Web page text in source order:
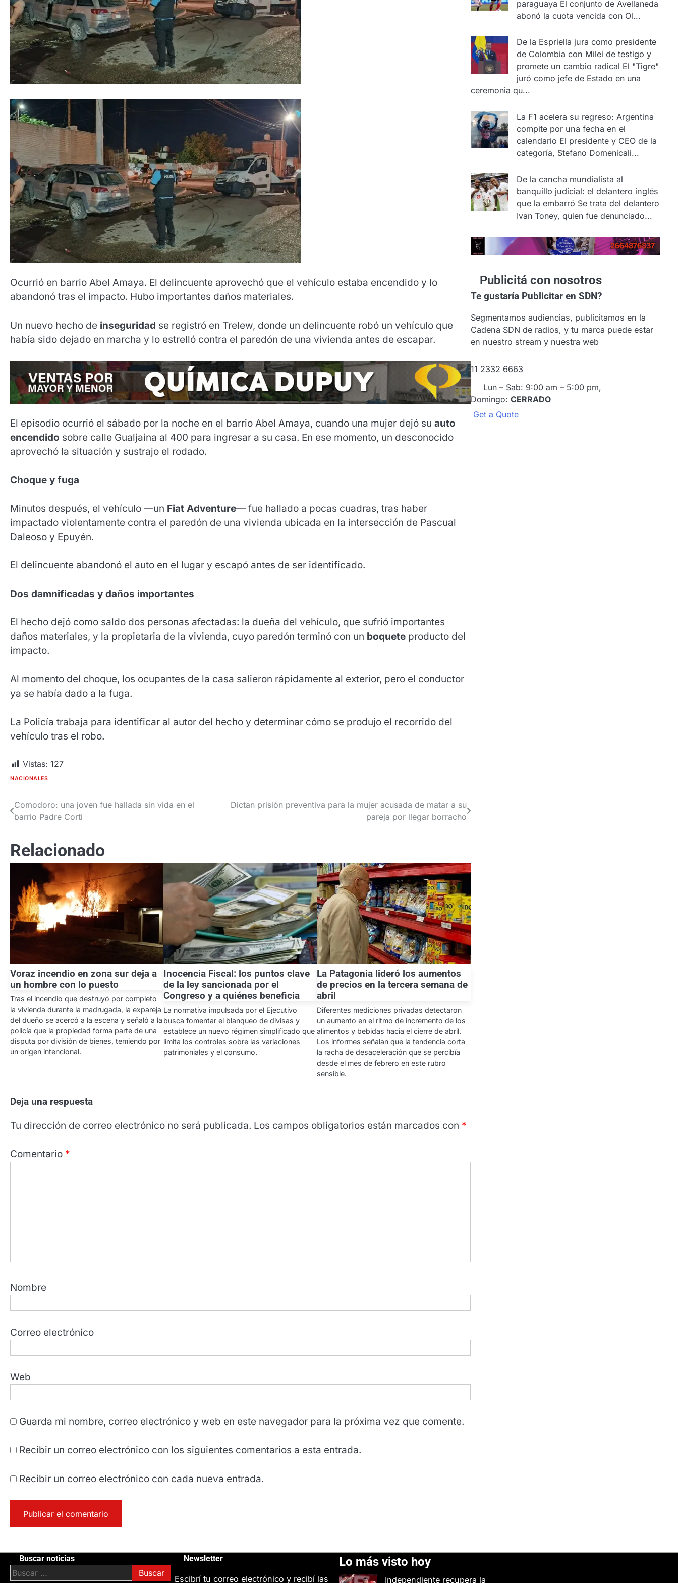
Ocurrió en barrio Abel Amaya. El delincuente aprovechó que el vehículo estaba encendido y lo
abandonó tras el impacto. Hubo importantes daños materiales.
Un nuevo hecho de inseguridad se registró en Trelew, donde un delincuente robó un vehículo que
había sido dejado en marcha y lo estrelló contra el paredón de una vivienda antes de escapar.
El episodio ocurrió el sábado por la noche en el barrio Abel Amaya, cuando una mujer dejó su auto
encendido sobre calle Gualjaina al 400 para ingresar a su casa. En ese momento, un desconocido
aprovechó la situación y sustrajo el rodado.
Choque y fuga
Minutos después, el vehículo —un Fiat Adventure— fue hallado a pocas cuadras, tras haber
impactado violentamente contra el paredón de una vivienda ubicada en la intersección de Pascual
Daleoso y Epuyén.
El delincuente abandonó el auto en el lugar y escapó antes de ser identificado.
Dos damnificadas y daños importantes
El hecho dejó como saldo dos personas afectadas: la dueña del vehículo, que sufrió importantes
daños materiales, y la propietaria de la vivienda, cuyo paredón terminó con un boquete producto del
impacto.
Al momento del choque, los ocupantes de la casa salieron rápidamente al exterior, pero el conductor
ya se había dado a la fuga.
La Policía trabaja para identificar al autor del hecho y determinar cómo se produjo el recorrido del
vehículo tras el robo.
Vistas: 127
NACIONALES
Navegación
entradas
Comodoro: una joven fue hallada sin vida en el
barrio Padre Corti
Dictan prisión preventiva para la mujer acusada de matar a su
pareja por llegar borracho
Relacionado
Voraz incendio en zona sur deja a
un hombre con lo puesto
Tras el incendio que destruyó por completo
la vivienda durante la madrugada, la expareja
del dueño se acercó a la escena y señaló a la
policía que la propiedad forma parte de una
disputa por división de bienes, temiendo por
un origen intencional.
Inocencia Fiscal: los puntos clave
de la ley sancionada por el
Congreso y a quiénes beneficia
La normativa impulsada por el Ejecutivo
busca fomentar el blanqueo de divisas y
establece un nuevo régimen simplificado que
limita los controles sobre las variaciones
patrimoniales y el consumo.
La Patagonia lideró los aumentos
de precios en la tercera semana de
abril
Diferentes mediciones privadas detectaron
un aumento en el ritmo de incremento de los
alimentos y bebidas hacia el cierre de abril.
Los informes señalan que la tendencia corta
la racha de desaceleración que se percibía
desde el mes de febrero en este rubro
sensible.
Deja una respuesta
Tu dirección de correo electrónico no será publicada. Los campos obligatorios están marcados con *
Comentario *
Nombre
Correo electrónico
Web
Guarda mi nombre, correo electrónico y web en este navegador para la próxima vez que comente.
Recibir un correo electrónico con los siguientes comentarios a esta entrada.
Recibir un correo electrónico con cada nueva entrada.
paraguaya El conjunto de Avellaneda
abonó la cuota vencida con Ol...
De la Espriella jura como presidente
de Colombia con Milei de testigo y
promete un cambio radical El "Tigre"
juró como jefe de Estado en una
ceremonia qu...
La F1 acelera su regreso: Argentina
compite por una fecha en el
calendario El presidente y CEO de la
categoría, Stefano Domenicali...
De la cancha mundialista al
banquillo judicial: el delantero inglés
que la embarró Se trata del delantero
Ivan Toney, quien fue denunciado...
Publicitá con nosotros
Te gustaríaPublicitar en SDN?
Segmentamos audiencias, publicitamos en la
Cadena SDN de radios, y tu marca puede estar
en nuestro stream y nuestra web
11 2332 6663
Lun – Sab: 9:00 am – 5:00 pm,
Domingo: CERRADO
Get a Quote
Buscar noticias
Buscar:
Newsletter
Escibrí tu correo electrónico y recibí las
Lo más visto hoy
Independiente recupera la